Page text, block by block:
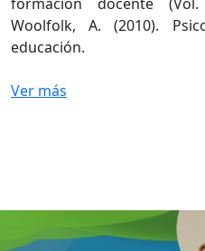
Woolfolk, A. (2010).
educación.
Ver más